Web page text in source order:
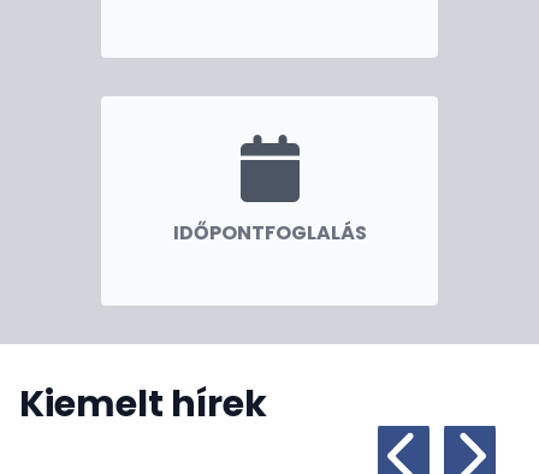
IDŐPONTFOGLALÁS
Kiemelt hírek